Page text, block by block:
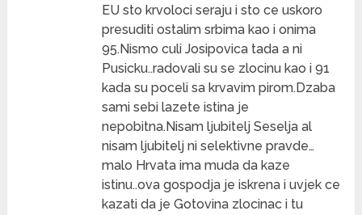
EU sto krvoloci seraju i sto ce uskoro
presuditi ostalim srbima kao i onima
95.Nismo culi Josipovica tada a ni
Pusicku..radovali su se zlocinu kao i 91
kada su poceli sa krvavim pirom.Dzaba
sami sebi lazete istina je
nepobitna.Nisam ljubitelj Seselja al
nisam ljubitelj ni selektivne pravde…
malo Hrvata ima muda da kaze
istinu..ova gospodja je iskrena i uvjek ce
kazati da je Gotovina zlocinac i tu